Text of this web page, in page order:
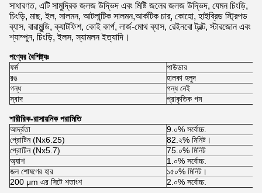
সাধারণত, এটি সামুদ্রিক জলজ উদ্ভিদ এবং মিষ্টি জলের জলজ উদ্ভিদ, যেমন চিংড়ি,
চিংড়ি, মাছ, ইল, সালমন, আটলান্টিক সালমন,আর্কটিক চার্, কোহো, হাইব্রিড স্ট্রিপড
ব্যাস, বারামুন্ডি, ক্যাটফিশ, কোই কার্প, লার্জ-মোথ ব্যাস, রেইনবো ট্রল্ট, স্টারজোন এবং
শ্যাম্পুন, চিংড়ি, ইলস, স্যামলন ইত্যাদি।
পণ্যের বৈশিষ্ট্যঃ
ফর্ম
পাউডার
রঙ
হালকা হলুদ
গন্ধ
গন্ধ নেই
স্বাদ
প্রাকৃতিক গম
শারীরিক-রাসায়নিক পরামিতি
আর্দ্রতা
9.০% সর্বোচ্চ.
প্রোটিন (Nx6.25)
82.২% মিনিট।
প্রোটিন (Nx5.7)
75.০% মিনিট
অ্যাশ
1.০% সর্বোচ্চ.
জল শোষণের হার
১৫০% মিনিট।
200 μm এর সিটে শতাংশ
2.০% সর্বোচ্চ.